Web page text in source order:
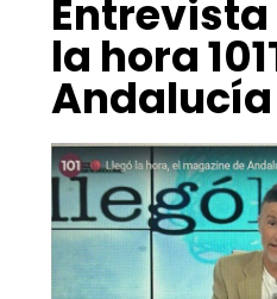
Entrevista
la hora
Andalucía